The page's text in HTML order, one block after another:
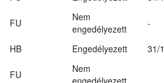
FU
Nem
engedélyezett
-
HB Engedélyezett 31/
FU
Nem